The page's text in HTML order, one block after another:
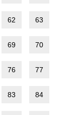
62 63
69 70
76 77
83 84